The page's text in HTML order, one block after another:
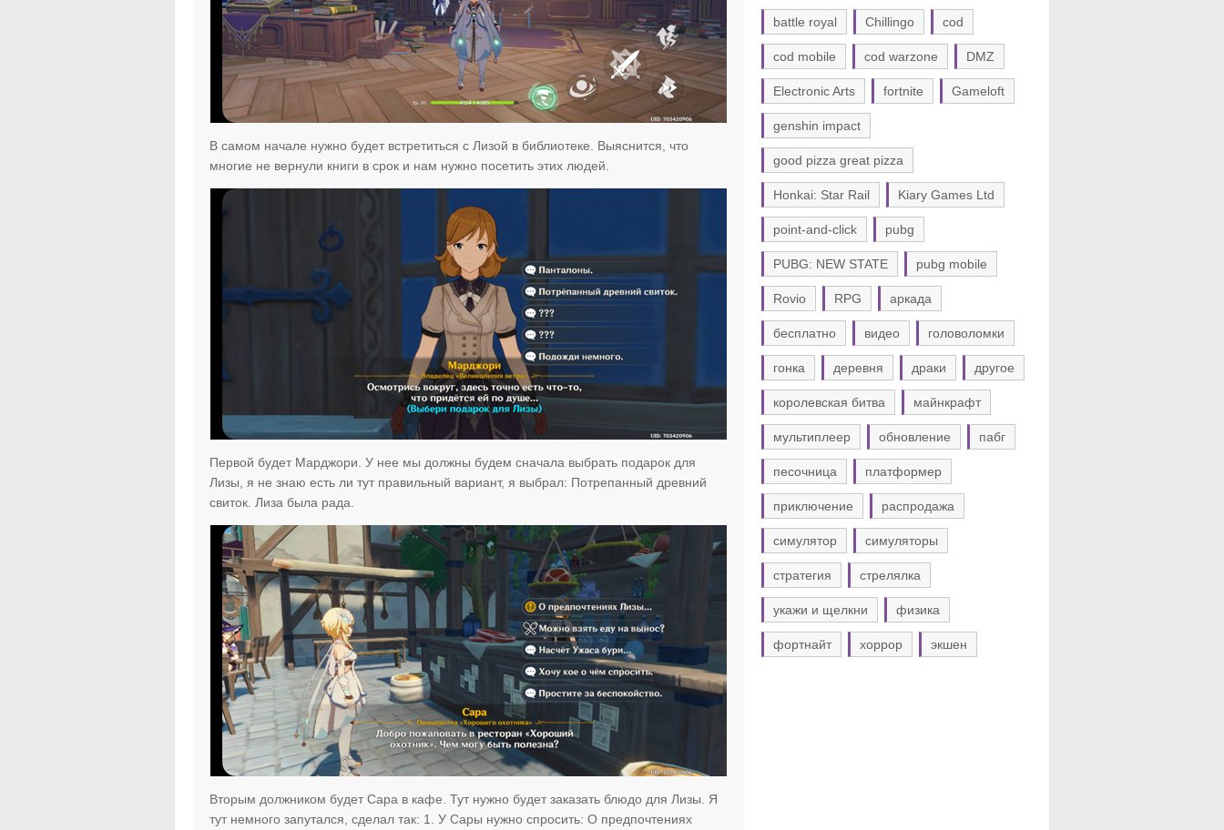
В самом начале нужно будет встретиться с Лизой в библиотеке. Выяснится, что
многие не вернули книги в срок и нам нужно посетить этих людей.
Первой будет Марджори. У нее мы должны будем сначала выбрать подарок для
Лизы, я не знаю есть ли тут правильный вариант, я выбрал: Потрепанный древний
свиток. Лиза была рада.
Вторым должником будет Сара в кафе. Тут нужно будет заказать блюдо для Лизы. Я
тут немного запутался, сделал так: 1. У Сары нужно спросить: О предпочтениях
battle royal Chillingo cod
cod mobile cod warzone DMZ
Electronic Arts fortnite Gameloft
genshin impact
good pizza great pizza
Honkai: Star Rail Kiary Games Ltd
point-and-click pubg
PUBG: NEW STATE pubg mobile
Rovio RPG аркада
бесплатно видео головоломки
гонка деревня драки другое
королевская битва майнкрафт
мультиплеер обновление пабг
песочница платформер
приключение распродажа
симулятор симуляторы
стратегия стрелялка
укажи и щелкни физика
фортнайт хоррор экшен